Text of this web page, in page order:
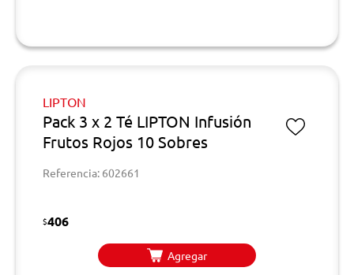
LIPTON
Pack 3 x 2 Té LIPTON Infusión
Frutos Rojos 10 Sobres
Referencia: 602661
$406
Agregar